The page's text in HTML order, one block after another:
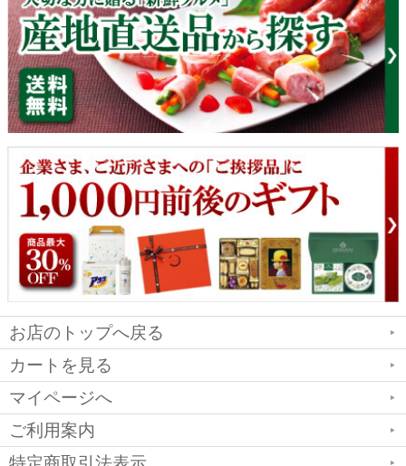
お店のトップへ戻る
カートを見る
マイページへ
ご利用案内